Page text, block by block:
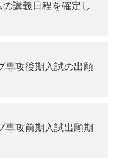
の講義日程を確定し
専攻後期入試の出願
専攻前期入試出願期